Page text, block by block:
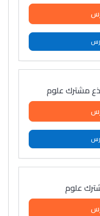
مشترك علوم
علوم